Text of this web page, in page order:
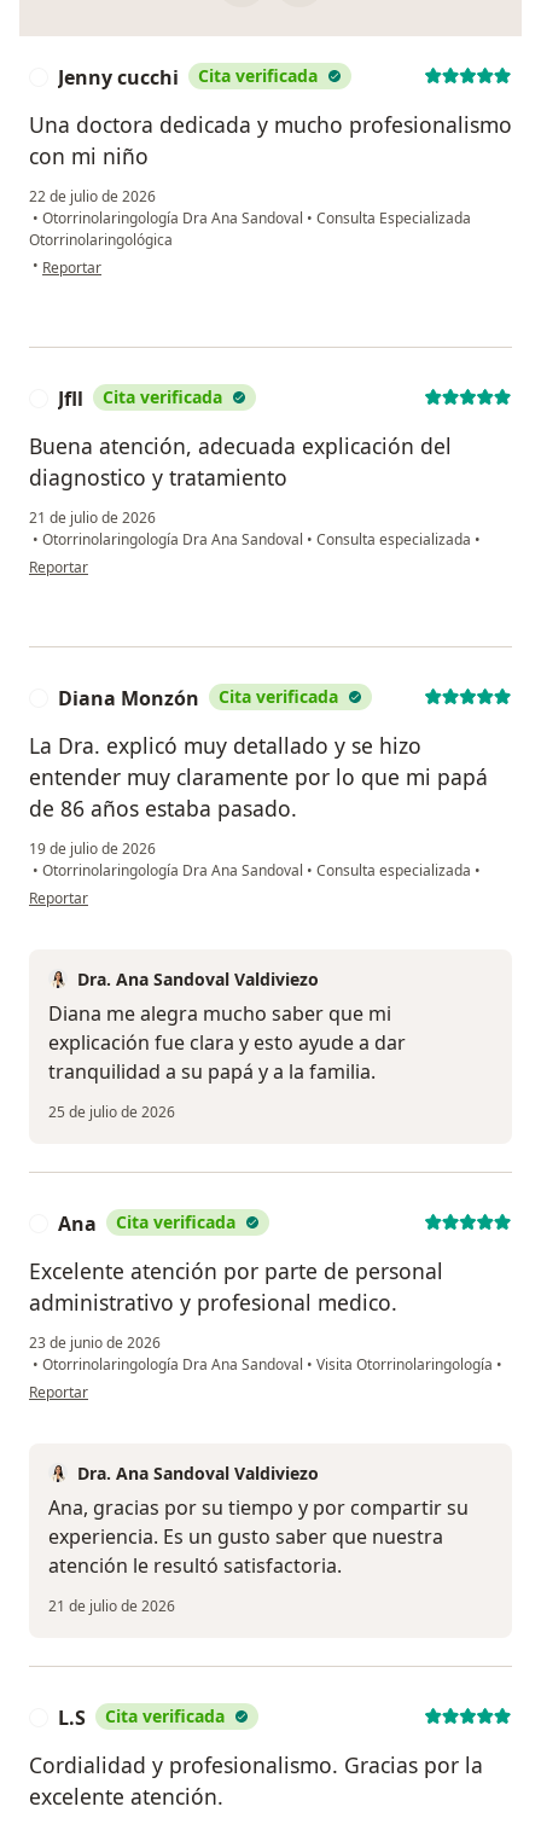
Jenny cucchi Cita verificada
Una doctora dedicada y mucho profesionalismo
con mi niño
22 de julio de 2026
• Otorrinolaringología Dra Ana Sandoval • Consulta Especializada
Otorrinolaringológica
• en opinión del usuario Jenny cucchi
Reportar
Jfll Cita verificada
Buena atención, adecuada explicación del
diagnostico y tratamiento
21 de julio de 2026
• Otorrinolaringología Dra Ana Sandoval • Consulta especializada •
en opinión del usuario Jfll
Reportar
Diana Monzón Cita verificada
La Dra. explicó muy detallado y se hizo
entender muy claramente por lo que mi papá
de 86 años estaba pasado.
19 de julio de 2026
• Otorrinolaringología Dra Ana Sandoval • Consulta especializada •
en opinión del usuario Diana Monzón
Reportar
Dra. Ana Sandoval Valdiviezo
Diana me alegra mucho saber que mi
explicación fue clara y esto ayude a dar
tranquilidad a su papá y a la familia.
25 de julio de 2026
Ana Cita verificada
Excelente atención por parte de personal
administrativo y profesional medico.
23 de junio de 2026
• Otorrinolaringología Dra Ana Sandoval • Visita Otorrinolaringología •
en opinión del usuario Ana
Reportar
Dra. Ana Sandoval Valdiviezo
Ana, gracias por su tiempo y por compartir su
experiencia. Es un gusto saber que nuestra
atención le resultó satisfactoria.
21 de julio de 2026
L.S Cita verificada
Cordialidad y profesionalismo. Gracias por la
excelente atención.